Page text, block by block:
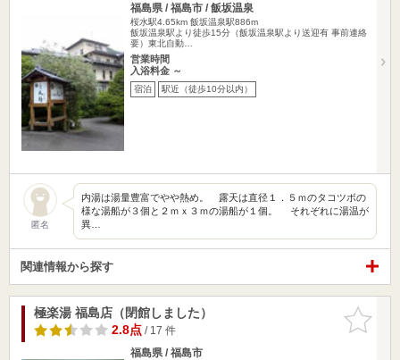
福島県 / 福島市 / 飯坂温泉
桜水駅4.65km 飯坂温泉駅886m
飯坂温泉駅より徒歩15分（飯坂温泉駅より送迎有 事前連絡
要）東北自動…
営業時間
入浴料金 ～
宿泊 駅近（徒歩10分以内）
匿名
内湯は湯量豊富でやや熱め。 露天は直径１．５ｍのタコツボの
様な湯船が３個と２ｍｘ３ｍの湯船が１個。 それぞれに湯温が
異…
関連情報から探す
お気に入
りに追加
極楽湯 福島店（閉館しました）
2.8点/ 17 件
福島県 / 福島市